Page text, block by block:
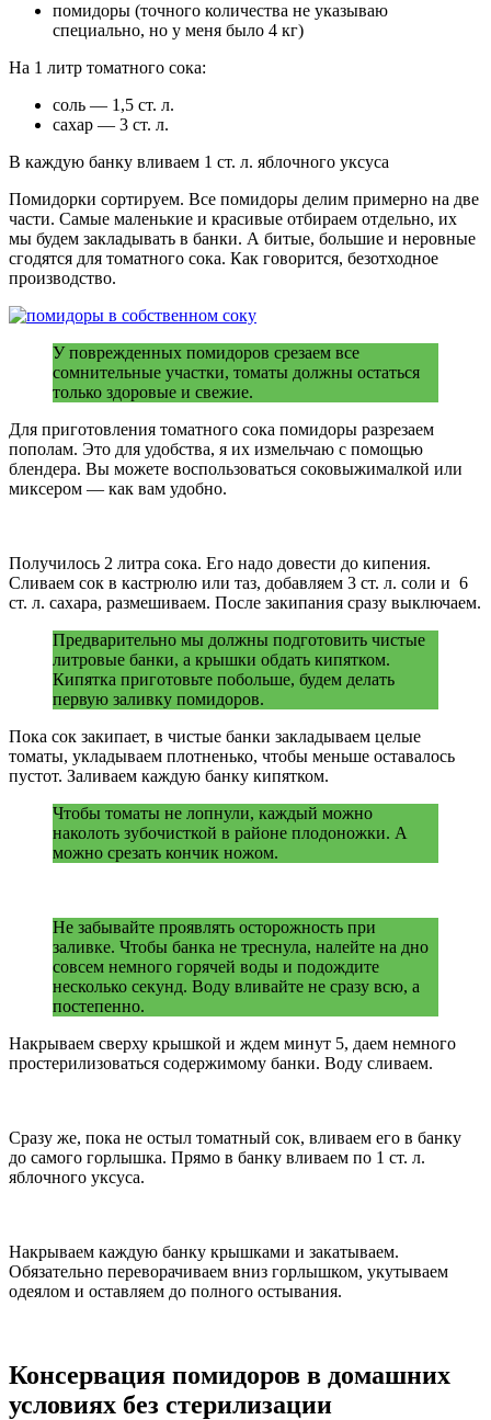
помидоры (точного количества не указываю
специально, но у меня было 4 кг)
На 1 литр томатного сока:
соль — 1,5 ст. л.
сахар — 3 ст. л.
В каждую банку вливаем 1 ст. л. яблочного уксуса
Помидорки сортируем. Все помидоры делим примерно на две
части. Самые маленькие и красивые отбираем отдельно, их
мы будем закладывать в банки. А битые, большие и неровные
сгодятся для томатного сока. Как говорится, безотходное
производство.
У поврежденных помидоров срезаем все
сомнительные участки, томаты должны остаться
только здоровые и свежие.
Для приготовления томатного сока помидоры разрезаем
пополам. Это для удобства, я их измельчаю с помощью
блендера. Вы можете воспользоваться соковыжималкой или
миксером — как вам удобно.
Получилось 2 литра сока. Его надо довести до кипения.
Сливаем сок в кастрюлю или таз, добавляем 3 ст. л. соли и 6
ст. л. сахара, размешиваем. После закипания сразу выключаем.
Предварительно мы должны подготовить чистые
литровые банки, а крышки обдать кипятком.
Кипятка приготовьте побольше, будем делать
первую заливку помидоров.
Пока сок закипает, в чистые банки закладываем целые
томаты, укладываем плотненько, чтобы меньше оставалось
пустот. Заливаем каждую банку кипятком.
Чтобы томаты не лопнули, каждый можно
наколоть зубочисткой в районе плодоножки. А
можно срезать кончик ножом.
Не забывайте проявлять осторожность при
заливке. Чтобы банка не треснула, налейте на дно
совсем немного горячей воды и подождите
несколько секунд. Воду вливайте не сразу всю, а
постепенно.
Накрываем сверху крышкой и ждем минут 5, даем немного
простерилизоваться содержимому банки. Воду сливаем.
Сразу же, пока не остыл томатный сок, вливаем его в банку
до самого горлышка. Прямо в банку вливаем по 1 ст. л.
яблочного уксуса.
Накрываем каждую банку крышками и закатываем.
Обязательно переворачиваем вниз горлышком, укутываем
одеялом и оставляем до полного остывания.
Консервация помидоров в домашних
условиях без стерилизации